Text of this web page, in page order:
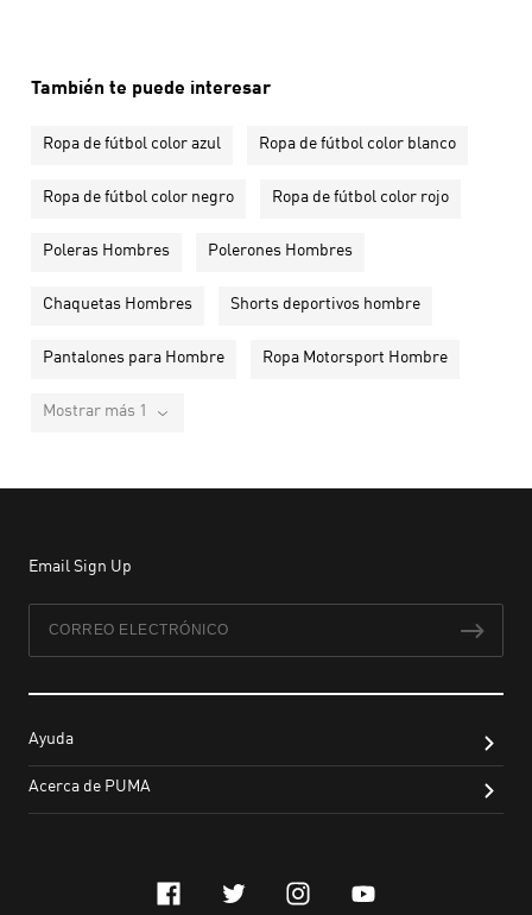
También te puede interesar
Ropa de fútbol color azul Ropa de fútbol color blanco
Ropa de fútbol color negro Ropa de fútbol color rojo
Poleras Hombres Polerones Hombres
Chaquetas Hombres Shorts deportivos hombre
Pantalones para Hombre Ropa Motorsport Hombre
Mostrar más 1